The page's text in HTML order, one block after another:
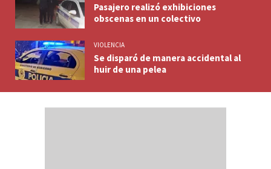
Pasajero realizó exhibiciones
obscenas en un colectivo
VIOLENCIA
Se disparó de manera accidental al
huir de una pelea